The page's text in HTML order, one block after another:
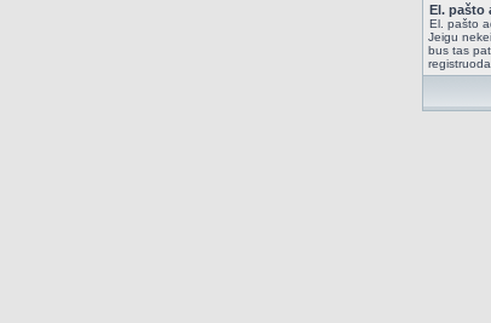
El. pašto
El. pašto
Jeigu
bus tas